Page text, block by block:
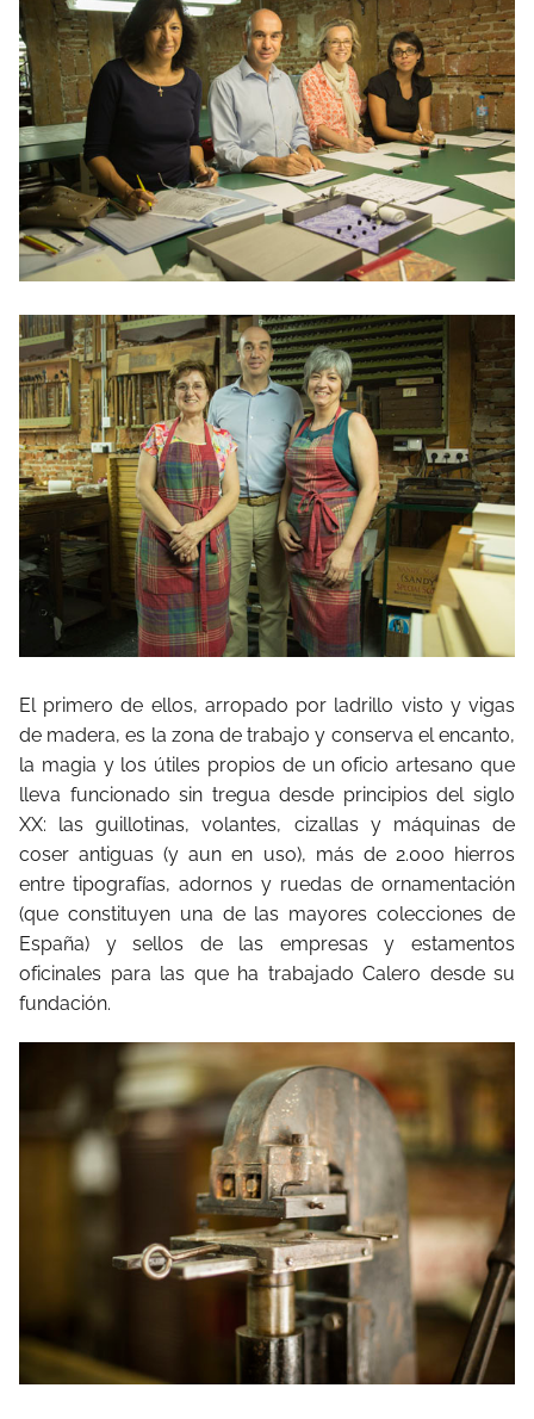
El primero de ellos, arropado por ladrillo visto y vigas
de madera, es la zona de trabajo y conserva el encanto,
la magia y los útiles propios de un oficio artesano que
lleva funcionado sin tregua desde principios del siglo
XX: las guillotinas, volantes, cizallas y máquinas de
coser antiguas (y aun en uso), más de 2.000 hierros
entre tipografías, adornos y ruedas de ornamentación
(que constituyen una de las mayores colecciones de
España) y sellos de las empresas y estamentos
oficinales para las que ha trabajado Calero desde su
fundación.